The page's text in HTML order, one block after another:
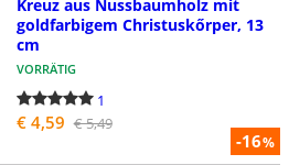
-16%
Kreuz aus Nussbaumholz mit
goldfarbigem Christuskőrper, 13
cm
VORRÄTIG
1
€ 4,59 € 5,49